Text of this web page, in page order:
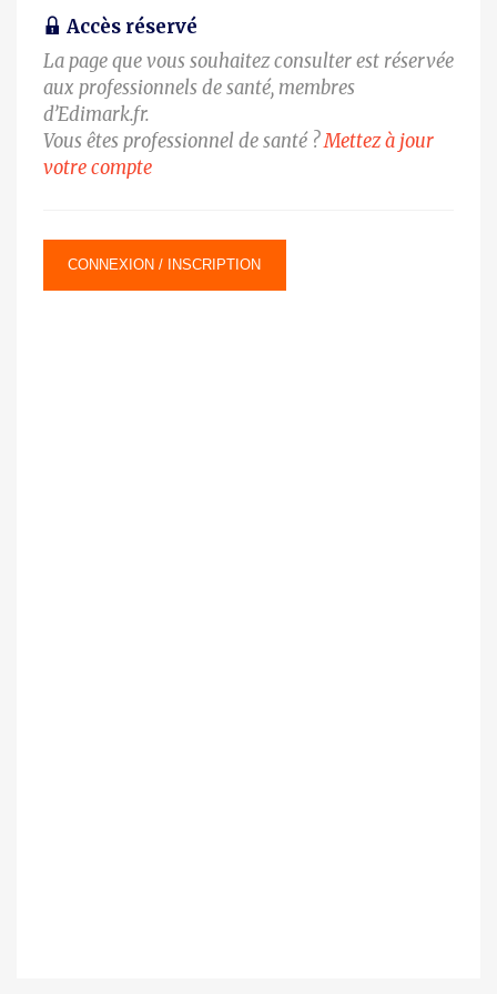
Accès réservé
La page que vous souhaitez consulter est réservée
aux professionnels de santé, membres
d’Edimark.fr.
Vous êtes professionnel de santé ?Mettez à jour
votre compte
CONNEXION / INSCRIPTION